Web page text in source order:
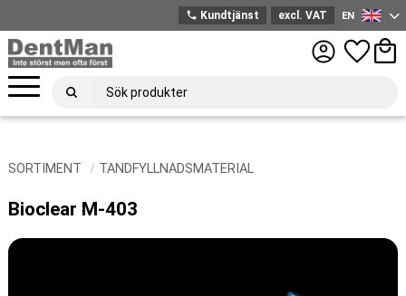
Menu
phone Kundtjänst excl. VAT
English
EN
Favorites
SORTIMENT TANDFYLLNADSMATERIAL
Bioclear M-403